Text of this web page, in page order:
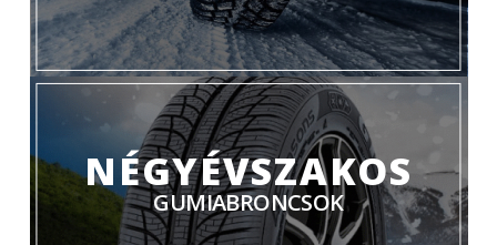
NÉGYÉVSZAKOS
GUMIABRONCSOK